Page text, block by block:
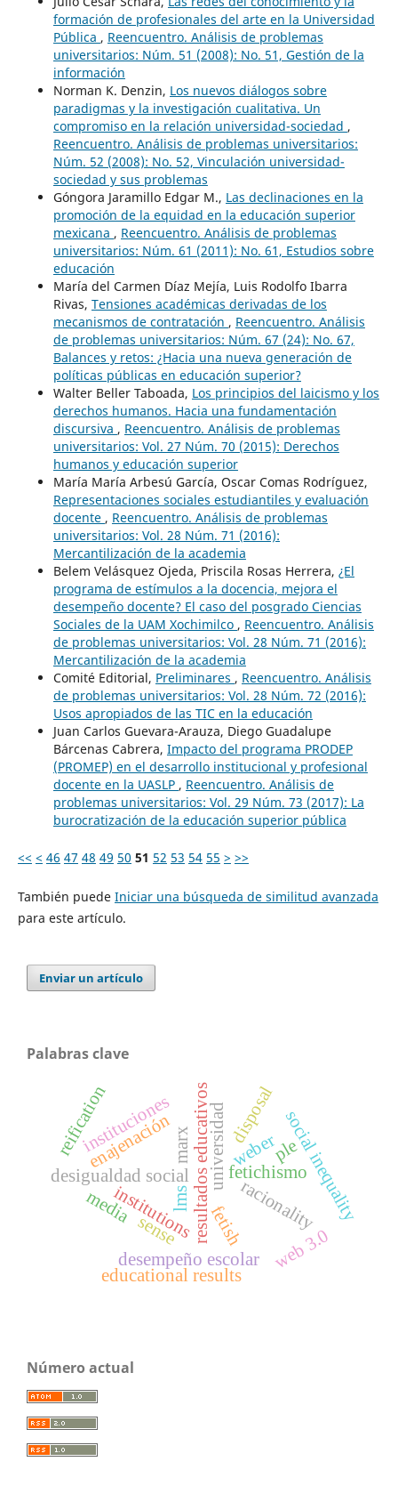
formación de profesionales del arte en la Universidad
Pública , Reencuentro. Análisis de problemas
universitarios: Núm. 51 (2008): No. 51, Gestión de la
información
Norman K. Denzin, Los nuevos diálogos sobre
paradigmas y la investigación cualitativa. Un
compromiso en la relación universidad-sociedad ,
Reencuentro. Análisis de problemas universitarios:
Núm. 52 (2008): No. 52, Vinculación universidad-
sociedad y sus problemas
Góngora Jaramillo Edgar M., Las declinaciones en la
promoción de la equidad en la educación superior
mexicana , Reencuentro. Análisis de problemas
universitarios: Núm. 61 (2011): No. 61, Estudios sobre
educación
María del Carmen Díaz Mejía, Luis Rodolfo Ibarra
Rivas, Tensiones académicas derivadas de los
mecanismos de contratación , Reencuentro. Análisis
de problemas universitarios: Núm. 67 (24): No. 67,
Balances y retos: ¿Hacia una nueva generación de
políticas públicas en educación superior?
Walter Beller Taboada, Los principios del laicismo y los
derechos humanos. Hacia una fundamentación
discursiva , Reencuentro. Análisis de problemas
universitarios: Vol. 27 Núm. 70 (2015): Derechos
humanos y educación superior
María María Arbesú García, Oscar Comas Rodríguez,
Representaciones sociales estudiantiles y evaluación
docente , Reencuentro. Análisis de problemas
universitarios: Vol. 28 Núm. 71 (2016):
Mercantilización de la academia
Belem Velásquez Ojeda, Priscila Rosas Herrera, ¿El
programa de estímulos a la docencia, mejora el
desempeño docente? El caso del posgrado Ciencias
Sociales de la UAM Xochimilco , Reencuentro. Análisis
de problemas universitarios: Vol. 28 Núm. 71 (2016):
Mercantilización de la academia
Comité Editorial, Preliminares , Reencuentro. Análisis
de problemas universitarios: Vol. 28 Núm. 72 (2016):
Usos apropiados de las TIC en la educación
Juan Carlos Guevara-Arauza, Diego Guadalupe
Bárcenas Cabrera, Impacto del programa PRODEP
(PROMEP) en el desarrollo institucional y profesional
docente en la UASLP , Reencuentro. Análisis de
problemas universitarios: Vol. 29 Núm. 73 (2017): La
burocratización de la educación superior pública
<< < 46 47 48 49 50 51 52 53 54 55 > >>
También puede Iniciar una búsqueda de similitud avanzada
para este artículo.
Enviar un artículo
Palabras clave
universidad fetichismo
resultados educativos
desempeño escolar
social inequality
desigualdad social
racionality
weber
institutions
instituciones
fetish
disposal
reificationenajenación marx
educational results
media
ple
lms
web 3.0
sense
Número actual